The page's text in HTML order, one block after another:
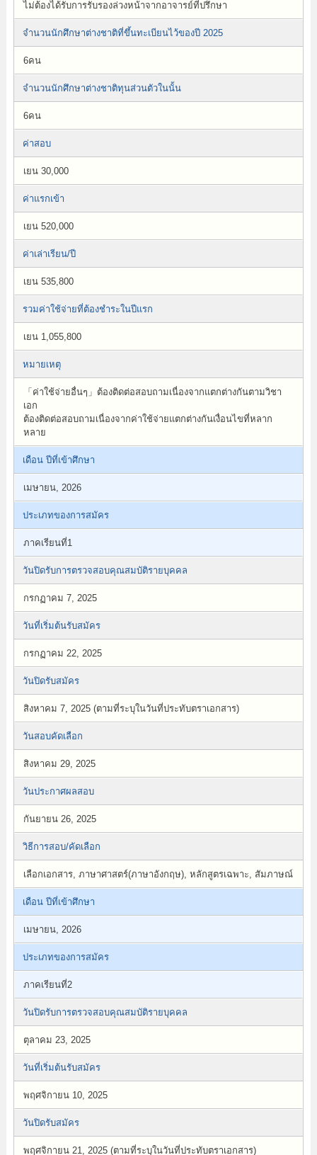
ไม่ต้องได้รับการรับรองล่วงหน้าจากอาจารย์ที่ปรึกษา
จำนวนนักศึกษาต่างชาติที่ขึ้นทะเบียนไว้ของปี 2025
6คน
จำนวนนักศึกษาต่างชาติทุนส่วนตัวในนั้น
6คน
ค่าสอบ
เยน 30,000
ค่าแรกเข้า
เยน 520,000
ค่าเล่าเรียน/ปี
เยน 535,800
รวมค่าใช้จ่ายที่ต้องชำระในปีแรก
เยน 1,055,800
หมายเหตุ
「ค่าใช้จ่ายอื่นๆ」ต้องติดต่อสอบถามเนื่องจากแตกต่างกันตามวิชา
เอก
ต้องติดต่อสอบถามเนื่องจากค่าใช้จ่ายแตกต่างกันเงื่อนไขที่หลาก
หลาย
เดือน ปีที่เข้าศึกษา
เมษายน, 2026
ประเภทของการสมัคร
ภาคเรียนที่1
วันปิดรับการตรวจสอบคุณสมบัติรายบุคคล
กรกฏาคม 7, 2025
วันที่เริ่มต้นรับสมัคร
กรกฏาคม 22, 2025
วันปิดรับสมัคร
สิงหาคม 7, 2025 (ตามที่ระบุในวันที่ประทับตราเอกสาร)
วันสอบคัดเลือก
สิงหาคม 29, 2025
วันประกาศผลสอบ
กันยายน 26, 2025
วิธีการสอบ/คัดเลือก
เลือกเอกสาร, ภาษาศาสตร์(ภาษาอังกฤษ), หลักสูตรเฉพาะ, สัมภาษณ์
เดือน ปีที่เข้าศึกษา
เมษายน, 2026
ประเภทของการสมัคร
ภาคเรียนที่2
วันปิดรับการตรวจสอบคุณสมบัติรายบุคคล
ตุลาคม 23, 2025
วันที่เริ่มต้นรับสมัคร
พฤศจิกายน 10, 2025
วันปิดรับสมัคร
พฤศจิกายน 21, 2025 (ตามที่ระบุในวันที่ประทับตราเอกสาร)